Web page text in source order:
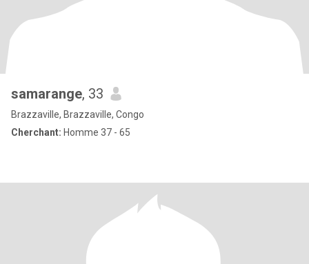
samarange, 33
Brazzaville, Brazzaville, Congo
Cherchant: Homme 37 - 65